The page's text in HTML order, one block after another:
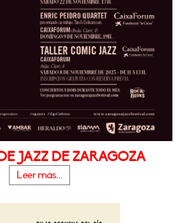
JAZZ DE ZARAGOZA
Leer más...